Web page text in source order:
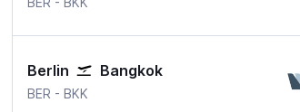
Berlin Bangkok
BER - BKK